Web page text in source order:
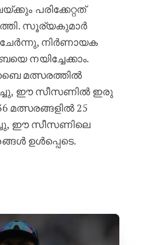
പരിക്കേറ്റത്
സൂര്യകുമാർ
ചേർന്നു, നിർണായക
നയിച്ചേക്കാം.
മത്സരത്തിൽ
ഈ സീസണിൽ ഇരു
മത്സരങ്ങളിൽ 25
ഈ സീസണിലെ
ഉൾപ്പെടെ.